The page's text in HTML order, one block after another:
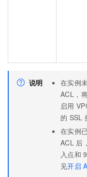
说明
在实例
ACL，
启用
的 SSL
在实例
ACL 后
入点和
见开启